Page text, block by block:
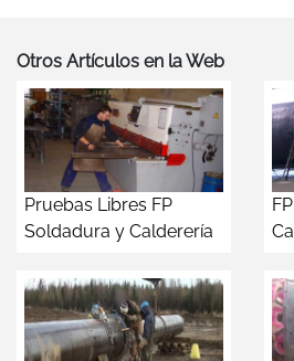
Otros Artículos en la Web
Pruebas Libres FP
Soldadura y Calderería